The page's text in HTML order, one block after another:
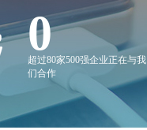
0
超过80家500强企业正在与我
们合作